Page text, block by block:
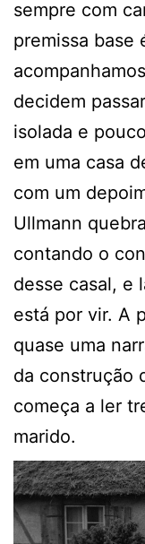
sempre com
premissa base
decidem
isolada e
em uma casa
com um
Ullmann
contando o
desse casal, e
está por vir. A
quase uma
da construção
começa a ler
marido.